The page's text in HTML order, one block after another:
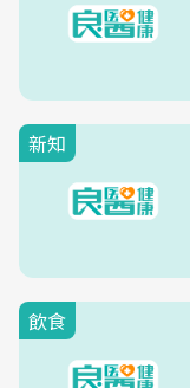
新知
飲食